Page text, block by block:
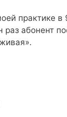
практике в
абонент